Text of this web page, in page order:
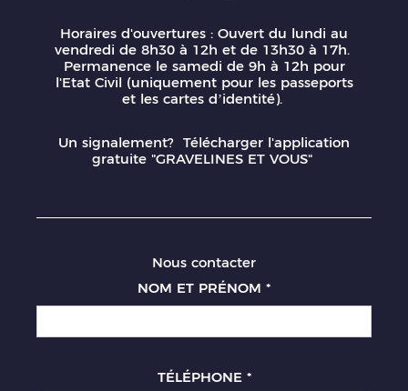
Horaires d'ouvertures : Ouvert du lundi au
vendredi de 8h30 à 12h et de 13h30 à 17h.
Permanence le samedi de 9h à 12h pour
l'Etat Civil (uniquement pour les passeports
et les cartes d’identité).
Un signalement? Télécharger l'application
gratuite "GRAVELINES ET VOUS"
Nous contacter
NOM ET PRÉNOM *
TÉLÉPHONE *